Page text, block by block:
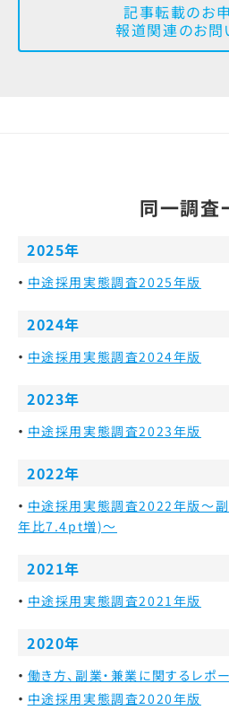
記事転載のお
報道関連のお問
同一調査
2025年
中途採用実態調査2025年版
2024年
中途採用実態調査2024年版
2023年
中途採用実態調査2023年版
2022年
中途採用実態調査2022年版～
年比7.4pt増)～
2021年
中途採用実態調査2021年版
2020年
働き方、副業・兼業に関するレポ
中途採用実態調査2020年版